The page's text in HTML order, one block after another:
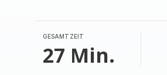
GESAMTZEIT
27 Min.